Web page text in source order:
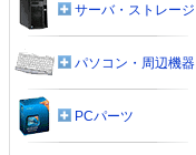
サーバ・ストレージ
パソコン・周辺機器
PCパーツ